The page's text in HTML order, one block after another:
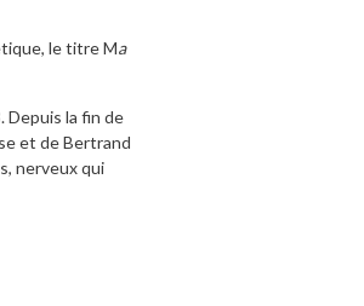
le titre Ma
Depuis la fin de
et de Bertrand
nerveux qui